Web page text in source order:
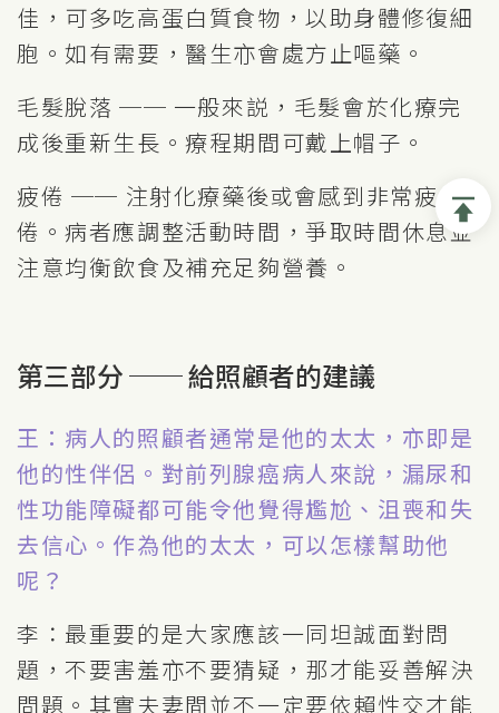
佳，可多吃高蛋白質食物，以助身體修復細
胞。如有需要，醫生亦會處方止嘔藥。
毛髮脫落 ── 一般來説，毛髮會於化療完
成後重新生長。療程期間可戴上帽子。
疲倦 ── 注射化療藥後或會感到非常疲
倦。病者應調整活動時間，爭取時間休息並
注意均衡飲食及補充足夠營養。
第三部分 ── 給照顧者的建議
王：病人的照顧者通常是他的太太，亦即是
他的性伴侶。對前列腺癌病人來說，漏尿和
性功能障礙都可能令他覺得尷尬、沮喪和失
去信心。作為他的太太，可以怎樣幫助他
呢？
李：最重要的是大家應該一同坦誠面對問
題，不要害羞亦不要猜疑，那才能妥善解決
問題。其實夫妻間並不一定要依賴性交才能